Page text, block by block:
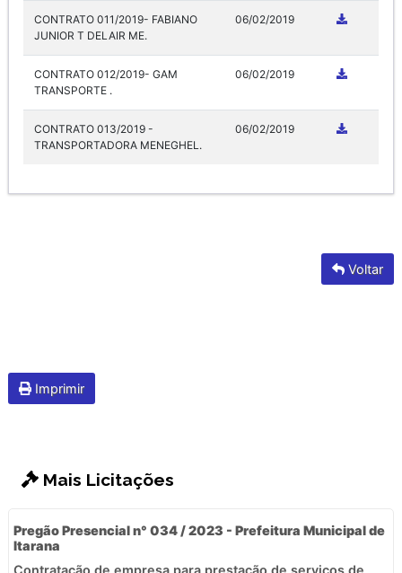
CONTRATO 011/2019- FABIANO
JUNIOR T DELAIR ME.
06/02/2019
CONTRATO 012/2019- GAM
TRANSPORTE .
06/02/2019
CONTRATO 013/2019 -
TRANSPORTADORA MENEGHEL.
06/02/2019
Voltar
Imprimir
Mais Licitações
Pregão Presencial n° 034 / 2023 - Prefeitura Municipal de
Itarana
Contratação de empresa para prestação de serviços de